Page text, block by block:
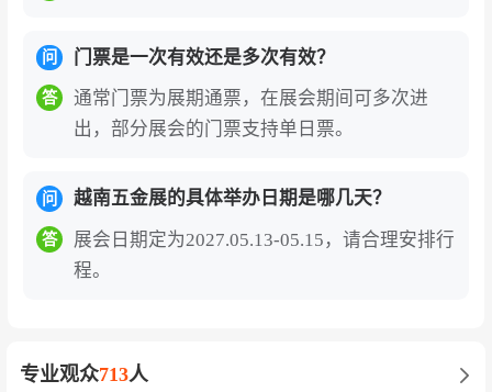
问 门票是一次有效还是多次有效？
答
通常门票为展期通票，在展会期间可多次进
出，部分展会的门票支持单日票。
问 越南五金展的具体举办日期是哪几天？
答
展会日期定为2027.05.13-05.15，请合理安排行
程。
专业观众713人